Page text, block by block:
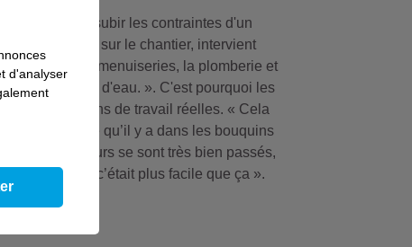
cabine sans subir les contraintes d'un
sur le chantier, intervient
le toit, les menuiseries, la plomberie et
d'air, hors d'eau. ». C'est pourquoi les
les conditions de travail réelles. « Cela
existe entre ce qu’il y a dans les bouquins
de 15 jours se sont très bien passés,
pensé que c’était plus facile que ça ».
d'analyser